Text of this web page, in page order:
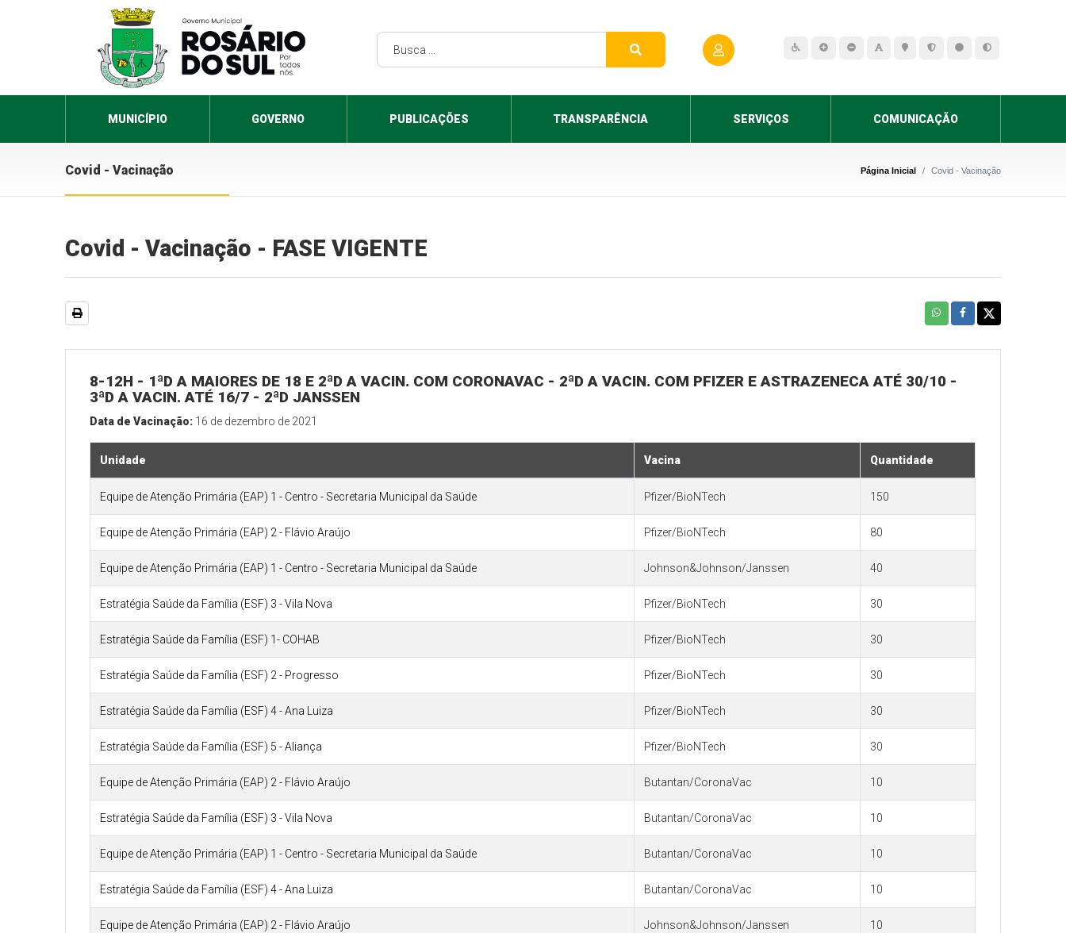
MUNICÍPIO GOVERNO PUBLICAÇÕES TRANSPARÊNCIA SERVIÇOS COMUNICAÇÃO
Covid - Vacinação Página Inicial Covid - Vacinação
Covid - Vacinação - FASE VIGENTE
8-12H - 1ªD A MAIORES DE 18 E 2ªD A VACIN. COM CORONAVAC - 2ªD A VACIN. COM PFIZER E ASTRAZENECA ATÉ 30/10 -
3ªD A VACIN. ATÉ 16/7 - 2ªD JANSSEN
Data de Vacinação: 16 de dezembro de 2021
Unidade Vacina Quantidade
Equipe de Atenção Primária (EAP) 1 - Centro - Secretaria Municipal da Saúde Pfizer/BioNTech 150
Equipe de Atenção Primária (EAP) 2 - Flávio Araújo Pfizer/BioNTech 80
Equipe de Atenção Primária (EAP) 1 - Centro - Secretaria Municipal da Saúde Johnson&Johnson/Janssen 40
Estratégia Saúde da Família (ESF) 3 - Vila Nova Pfizer/BioNTech 30
Estratégia Saúde da Família (ESF) 1- COHAB Pfizer/BioNTech 30
Estratégia Saúde da Família (ESF) 2 - Progresso Pfizer/BioNTech 30
Estratégia Saúde da Família (ESF) 4 - Ana Luiza Pfizer/BioNTech 30
Estratégia Saúde da Família (ESF) 5 - Aliança Pfizer/BioNTech 30
Equipe de Atenção Primária (EAP) 2 - Flávio Araújo Butantan/CoronaVac 10
Estratégia Saúde da Família (ESF) 3 - Vila Nova Butantan/CoronaVac 10
Equipe de Atenção Primária (EAP) 1 - Centro - Secretaria Municipal da Saúde Butantan/CoronaVac 10
Estratégia Saúde da Família (ESF) 4 - Ana Luiza Butantan/CoronaVac 10
Equipe de Atenção Primária (EAP) 2 - Flávio Araújo Johnson&Johnson/Janssen 10